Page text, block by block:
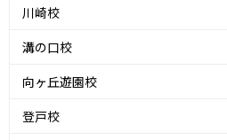
川崎校
溝の口校
向ヶ丘遊園校
登戸校